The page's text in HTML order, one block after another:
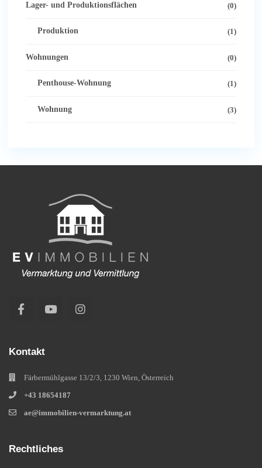
Lager- und Produktionsflächen (0)
Produktion (1)
Wohnungen (0)
Penthouse-Wohnung (1)
Wohnung (3)
Kontakt
Färbermühlgasse 13/2/3, 1230 Wien, Österreich
+43 18654187
ae@immobilien-vermarktung.at
Rechtliches